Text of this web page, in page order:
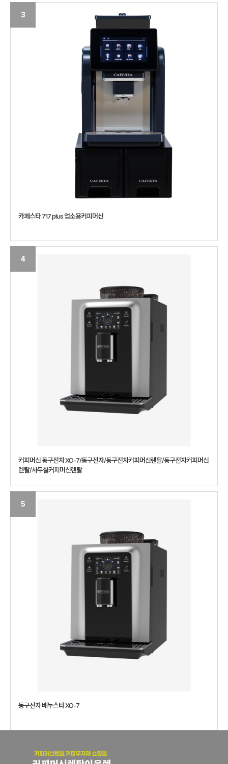
3
카페스타 717 plus 업소용커피머신
4
커피머신 동구전자 XO-7/동구전자/동구전자커피머신렌탈/동구전자커피머신
렌탈/사무실커피머신렌탈
5
동구전자 베누스타 XO-7